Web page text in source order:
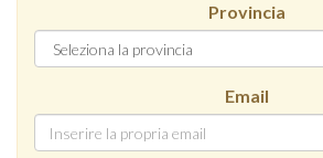
Provincia
Email